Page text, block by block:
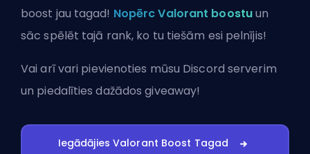
boost jau tagad! Nopērc Valorant boostuun
sāc spēlēt tajā rank, ko tu tiešām esi pelnījis!
Vai arī vari pievienoties mūsu Discord serverim
un piedalīties dažādos giveaway!
Iegādājies Valorant Boost Tagad